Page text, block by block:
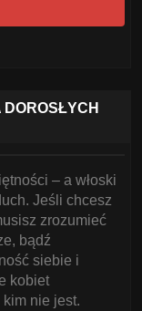
– a włoski
Jeśli chcesz
zrozumieć
bądź
siebie i
kobiet
nie jest.